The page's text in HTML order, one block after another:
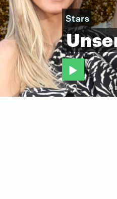
©
Stars